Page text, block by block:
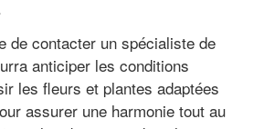
de contacter un spécialiste de
anticiper les conditions
les fleurs et plantes adaptées
assurer une harmonie tout au